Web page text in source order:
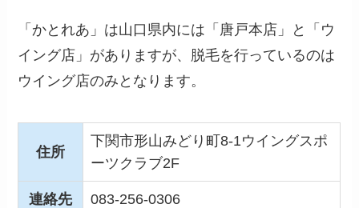
「かとれあ」は山口県内には「唐戸本店」と「ウ
イング店」がありますが、脱毛を行っているのは
ウイング店のみとなります。
住所
下関市形山みどり町8-1ウイングスポ
ーツクラブ2F
連絡先 083-256-0306